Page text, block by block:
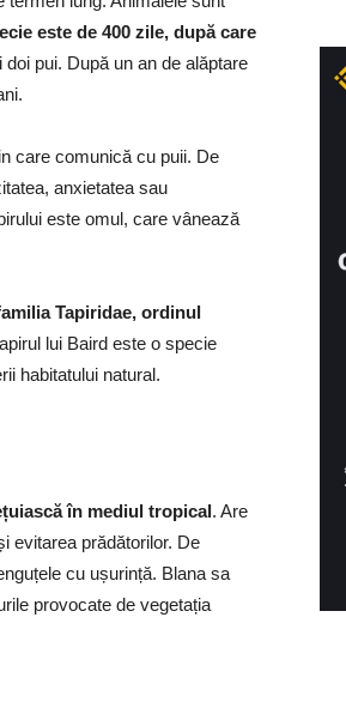
este de 400 zile, după care
pui. După un an de alăptare
care comunică cu puii. De
anxietatea sau
este omul, care vânează
Tapiridae, ordinul
lui Baird este o specie
habitatului natural.
în mediul tropical. Are
evitarea prădătorilor. De
cu ușurință. Blana sa
provocate de vegetația